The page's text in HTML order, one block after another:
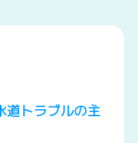
道トラブルの主